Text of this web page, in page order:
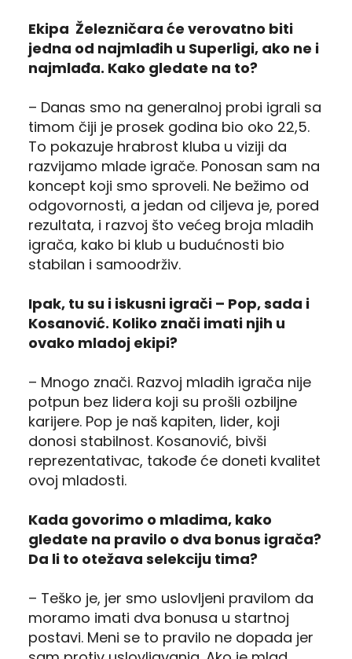
Ekipa Železničara će verovatno biti
jedna od najmlađih u Superligi, ako ne i
najmlađa. Kako gledate na to?
– Danas smo na generalnoj probi igrali sa
timom čiji je prosek godina bio oko 22,5.
To pokazuje hrabrost kluba u viziji da
razvijamo mlade igrače. Ponosan sam na
koncept koji smo sproveli. Ne bežimo od
odgovornosti, a jedan od ciljeva je, pored
rezultata, i razvoj što većeg broja mladih
igrača, kako bi klub u budućnosti bio
stabilan i samoodrživ.
Ipak, tu su i iskusni igrači – Pop, sada i
Kosanović. Koliko znači imati njih u
ovako mladoj ekipi?
– Mnogo znači. Razvoj mladih igrača nije
potpun bez lidera koji su prošli ozbiljne
karijere. Pop je naš kapiten, lider, koji
donosi stabilnost. Kosanović, bivši
reprezentativac, takođe će doneti kvalitet
ovoj mladosti.
Kada govorimo o mladima, kako
gledate na pravilo o dva bonus igrača?
Da li to otežava selekciju tima?
– Teško je, jer smo uslovljeni pravilom da
moramo imati dva bonusa u startnoj
postavi. Meni se to pravilo ne dopada jer